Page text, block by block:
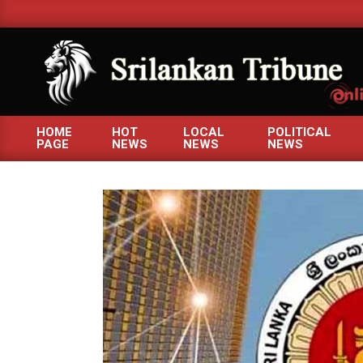
to
HOME
PAGE
HOT
NEWS
LOCAL
NEWS
POLITICAL
NEWS